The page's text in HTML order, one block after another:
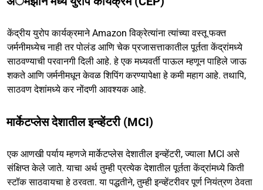
केंद्रीय युरोप कार्यक्रमाने Amazon विक्रेत्यांना त्यांच्या वस्तू फक्त
जर्मनीमध्येच नाही तर पोलंड आणि चेक प्रजासत्ताकातील पूर्तता केंद्रांमध्ये
साठवण्याची परवानगी दिली आहे. हे एक मध्यवर्ती पाऊल म्हणून पाहिले जाऊ
शकते आणि जर्मनीमधून केवळ शिपिंग करण्यापेक्षा हे कमी महाग आहे. तथापि,
साठवण देशांमध्ये कर नोंदणी आवश्यक आहे.
मार्केटप्लेस देशातील इन्व्हेंटरी (MCI)
एक आणखी पर्याय म्हणजे मार्केटप्लेस देशातील इन्व्हेंटरी, ज्याला MCI असे
संक्षिप्त केले जाते. याचा अर्थ तुम्ही प्रत्येक देशातील पूर्तता केंद्रांमध्ये किती
स्टॉक साठवायचा हे ठरवता. या पद्धतीने, तुम्ही इन्व्हेंटरीवर पूर्ण नियंत्रण ठेवता